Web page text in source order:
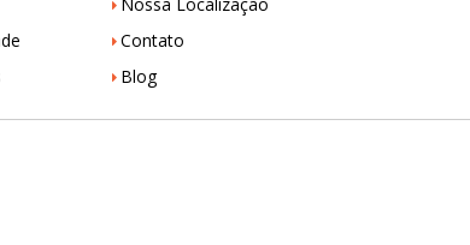
Contato
Blog